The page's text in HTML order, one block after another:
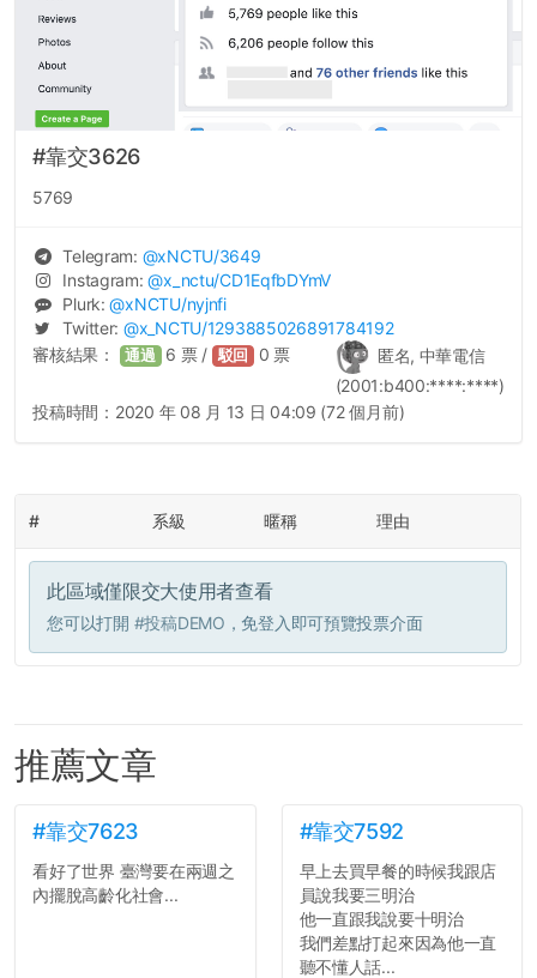
#靠交3626
5769
Telegram: @xNCTU/3649
Instagram:@x_nctu/CD1EqfbDYmV
Plurk:@xNCTU/nyjnfi
Twitter: @x_NCTU/1293885026891784192
匿名, 中華電信
(2001:b400:****:****)
審核結果： 通過 6 票 / 駁回 0 票
投稿時間： 2020 年 08 月 13 日 04:09 (72 個月前)
# 系級 暱稱 理由
此區域僅限交大使用者查看
您可以打開 #投稿DEMO ，免登入即可預覽投票介面
推薦文章
#靠交7623
看好了世界 臺灣要在兩週之
內擺脫高齡化社會...
#靠交7592
早上去買早餐的時候我跟店
員說我要三明治
他一直跟我說要十明治
我們差點打起來因為他一直
聽不懂人話...